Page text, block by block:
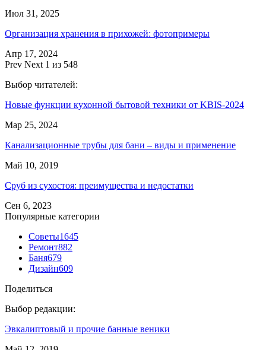
Июл 31, 2025
Организация хранения в прихожей: фотопримеры
Апр 17, 2024
Prev Next 1 из 548
Выбор читателей:
Новые функции кухонной бытовой техники от KBIS-2024
Мар 25, 2024
Канализационные трубы для бани – виды и применение
Май 10, 2019
Сруб из сухостоя: преимущества и недостатки
Сен 6, 2023
Популярные категории
Советы1645
Ремонт882
Баня679
Дизайн609
Поделиться
Выбор редакции:
Эвкалиптовый и прочие банные веники